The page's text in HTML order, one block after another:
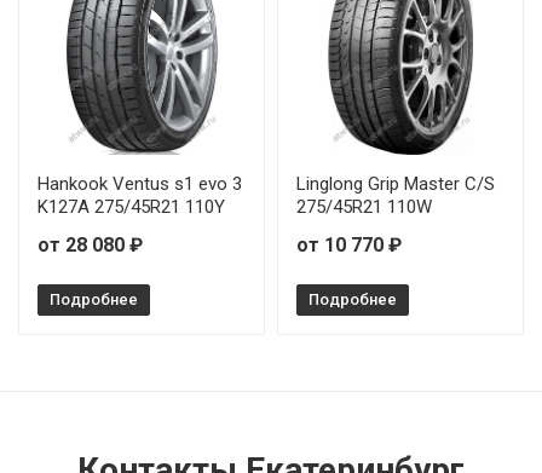
Hankook Ventus s1 evo 3
K127A 275/45R21 110Y
от 28 080 ₽
Подробнее
Linglong Grip Master C/S
275/45R21 110W
от 10 770 ₽
Подробнее